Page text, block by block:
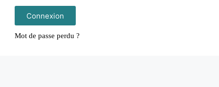
Connexion
Mot de passe perdu ?